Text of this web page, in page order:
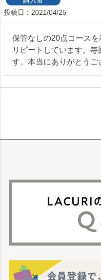
投稿日
2021/04/25
保管なしの20点コースを
リピートしています。
す。本当にありがとうご